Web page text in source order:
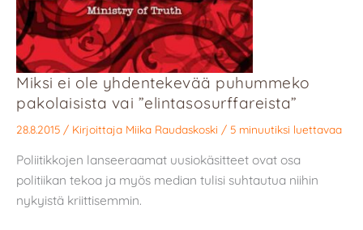
Miksi ei ole yhdentekevää puhummeko
pakolaisista vai ”elintasosurffareista”
28.8.2015 / Kirjoittaja Miika Raudaskoski / 5 minuutiksi luettavaa
Poliitikkojen lanseeraamat uusiokäsitteet ovat osa
politiikan tekoa ja myös median tulisi suhtautua niihin
nykyistä kriittisemmin.